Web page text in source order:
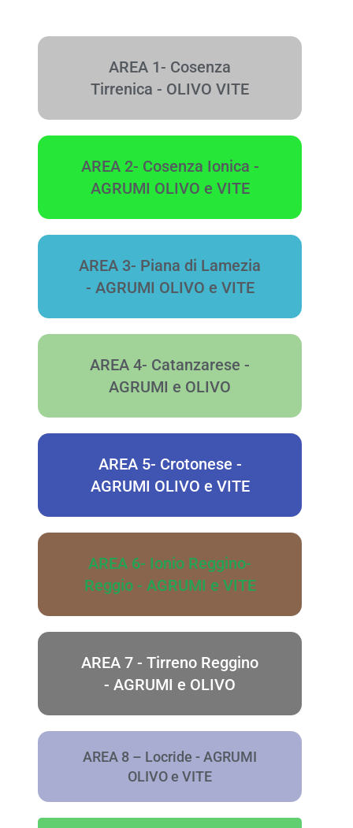
AREA 1- Cosenza
Tirrenica - OLIVO VITE
AREA 2- Cosenza Ionica -
AGRUMI OLIVO e VITE
AREA 3- Piana di Lamezia
- AGRUMI OLIVO e VITE
AREA 4- Catanzarese -
AGRUMI e OLIVO
AREA 5- Crotonese -
AGRUMI OLIVO e VITE
AREA 6- Ionio Reggino-
Reggio - AGRUMI e VITE
AREA 7 - Tirreno Reggino
- AGRUMI e OLIVO
AREA 8 – Locride - AGRUMI
OLIVO e VITE